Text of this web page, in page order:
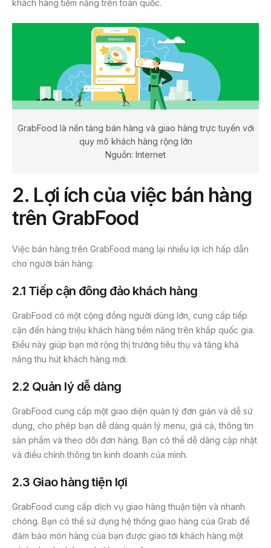
khách hàng tiềm năng trên toàn quốc.
GrabFood là nền tảng bán hàng và giao hàng trực tuyến với
quy mô khách hàng rộng lớn
Nguồn: Internet
2. Lợi ích của việc bán hàng
trên GrabFood
Việc bán hàng trên GrabFood mang lại nhiều lợi ích hấp dẫn
cho người bán hàng:
2.1 Tiếp cận đông đảo khách hàng
GrabFood có một cộng đồng người dùng lớn, cung cấp tiếp
cận đến hàng triệu khách hàng tiềm năng trên khắp quốc gia.
Điều này giúp bạn mở rộng thị trường tiêu thụ và tăng khả
năng thu hút khách hàng mới.
2.2 Quản lý dễ dàng
GrabFood cung cấp một giao diện quản lý đơn giản và dễ sử
dụng, cho phép bạn dễ dàng quản lý menu, giá cả, thông tin
sản phẩm và theo dõi đơn hàng. Bạn có thể dễ dàng cập nhật
và điều chỉnh thông tin kinh doanh của mình.
2.3 Giao hàng tiện lợi
GrabFood cung cấp dịch vụ giao hàng thuận tiện và nhanh
chóng. Bạn có thể sử dụng hệ thống giao hàng của Grab để
đảm bảo món hàng của bạn được giao tới khách hàng một